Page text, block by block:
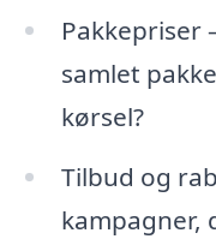
Pakkepriser
samlet
kørsel?
Tilbud og
kampagner,